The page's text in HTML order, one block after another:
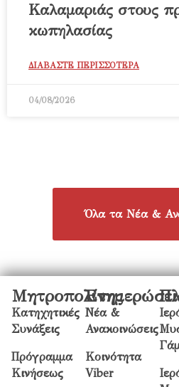
Καλαμαριάς στους
κωπηλασίας
ΔΙΑΒΑΣΤΕ ΠΕΡΙΣΣΟΤΕΡΑ
04/08/2026
Όλα τα Νέα &
Μητροπολίτης
Κατηχητικές
Συνάξεις
Πρόγραμμα
Κινήσεως
Νέα &
Ανακοινώσεις
Κοινότητα
Viber